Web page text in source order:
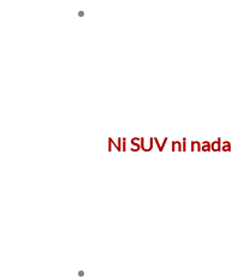
Ni SUV ni